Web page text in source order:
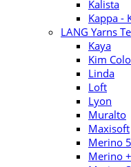
Kalista
Kappa -
LANG Yarns
Kaya
Kim
Linda
Loft
Lyon
Muralto
Maxisoft
Merino
Merino